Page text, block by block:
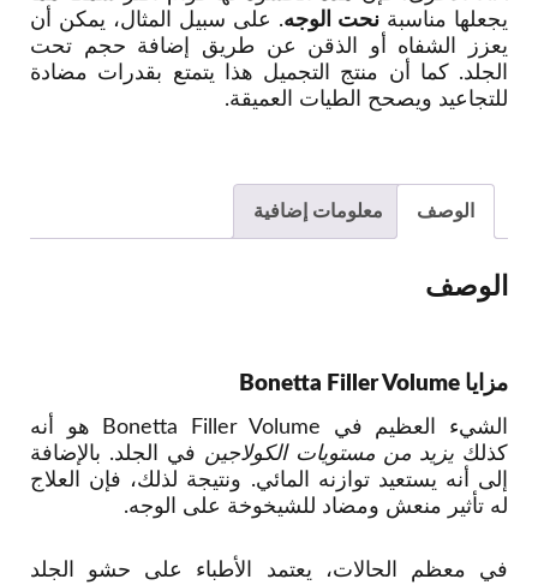
يجعلها مناسبة نحت الوجه. على سبيل المثال، يمكن أن
يعزز الشفاه أو الذقن عن طريق إضافة حجم تحت
الجلد. كما أن منتج التجميل هذا يتمتع بقدرات مضادة
للتجاعيد ويصحح الطيات العميقة.
الوصف معلومات إضافية
الوصف
مزايا Bonetta Filler Volume
الشيء العظيم في Bonetta Filler Volume هو أنه
كذلكيزيد من مستويات الكولاجين في الجلد. بالإضافة
إلى أنه يستعيد توازنه المائي. ونتيجة لذلك، فإن العلاج
له تأثير منعش ومضاد للشيخوخة على الوجه.
في معظم الحالات، يعتمد الأطباء على حشو الجلد